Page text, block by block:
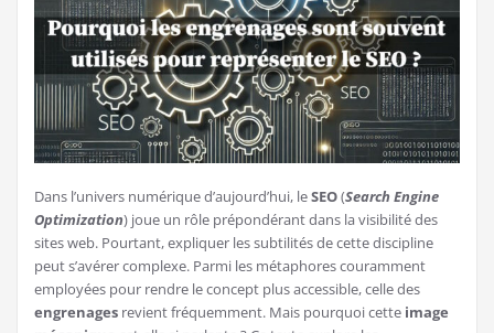
Dans l’univers numérique d’aujourd’hui, leSEO(Search Engine
Optimization) joue un rôle prépondérant dans la visibilité des
sites web. Pourtant, expliquer les subtilités de cette discipline
peut s’avérer complexe. Parmi les métaphores couramment
employées pour rendre le concept plus accessible, celle des
engrenages revient fréquemment. Mais pourquoi cette image